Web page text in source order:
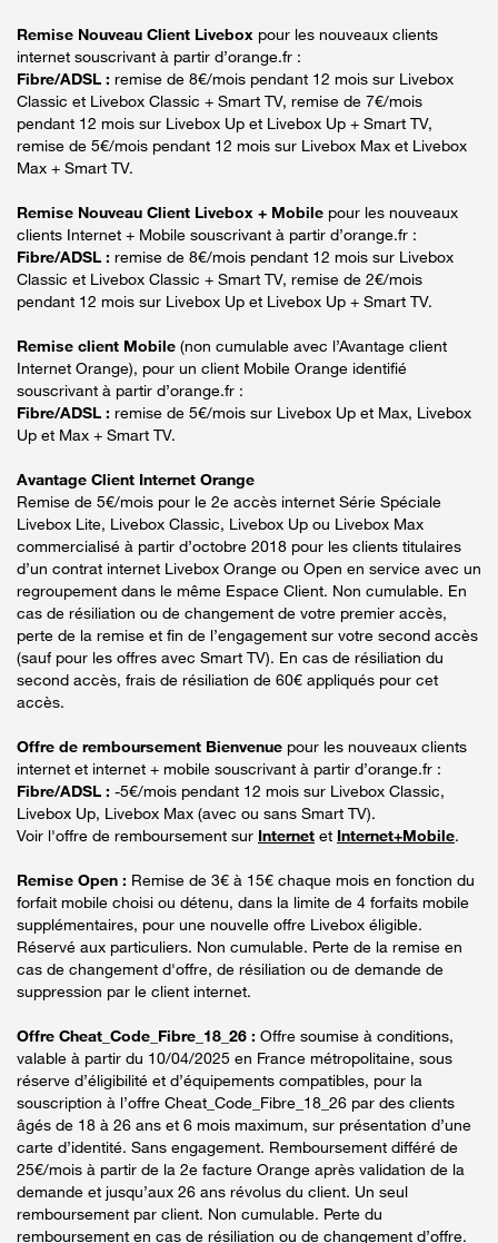
Remise Nouveau Client Livebox pour les nouveaux clients
internet souscrivant à partir d’orange.fr :
Fibre/ADSL : remise de 8€/mois pendant 12 mois sur Livebox
Classic et Livebox Classic + Smart TV, remise de 7€/mois
pendant 12 mois sur Livebox Up et Livebox Up + Smart TV,
remise de 5€/mois pendant 12 mois sur Livebox Max et Livebox
Max + Smart TV.
Remise Nouveau Client Livebox + Mobile pour les nouveaux
clients Internet + Mobile souscrivant à partir d’orange.fr :
Fibre/ADSL : remise de 8€/mois pendant 12 mois sur Livebox
Classic et Livebox Classic + Smart TV, remise de 2€/mois
pendant 12 mois sur Livebox Up et Livebox Up + Smart TV.
Remise client Mobile (non cumulable avec l’Avantage client
Internet Orange), pour un client Mobile Orange identifié
souscrivant à partir d’orange.fr :
Fibre/ADSL : remise de 5€/mois sur Livebox Up et Max, Livebox
Up et Max + Smart TV.
Avantage Client Internet Orange
Remise de 5€/mois pour le 2e accès internet Série Spéciale
Livebox Lite, Livebox Classic, Livebox Up ou Livebox Max
commercialisé à partir d’octobre 2018 pour les clients titulaires
d’un contrat internet Livebox Orange ou Open en service avec un
regroupement dans le même Espace Client. Non cumulable. En
cas de résiliation ou de changement de votre premier accès,
perte de la remise et fin de l’engagement sur votre second accès
(sauf pour les offres avec Smart TV). En cas de résiliation du
second accès, frais de résiliation de 60€ appliqués pour cet
accès.
Offre de remboursement Bienvenue pour les nouveaux clients
internet et internet + mobile souscrivant à partir d’orange.fr :
Fibre/ADSL : -5€/mois pendant 12 mois sur Livebox Classic,
Livebox Up, Livebox Max (avec ou sans Smart TV).
Voir l'offre de remboursement sur Internet et Internet+Mobile.
Remise Open : Remise de 3€ à 15€ chaque mois en fonction du
forfait mobile choisi ou détenu, dans la limite de 4 forfaits mobile
supplémentaires, pour une nouvelle offre Livebox éligible.
Réservé aux particuliers. Non cumulable. Perte de la remise en
cas de changement d'offre, de résiliation ou de demande de
suppression par le client internet.
Offre Cheat_Code_Fibre_18_26 : Offre soumise à conditions,
valable à partir du 10/04/2025 en France métropolitaine, sous
réserve d’éligibilité et d’équipements compatibles, pour la
souscription à l’offre Cheat_Code_Fibre_18_26 par des clients
âgés de 18 à 26 ans et 6 mois maximum, sur présentation d’une
carte d’identité. Sans engagement. Remboursement différé de
25€/mois à partir de la 2e facture Orange après validation de la
demande et jusqu’aux 26 ans révolus du client. Un seul
remboursement par client. Non cumulable. Perte du
remboursement en cas de résiliation ou de changement d’offre.